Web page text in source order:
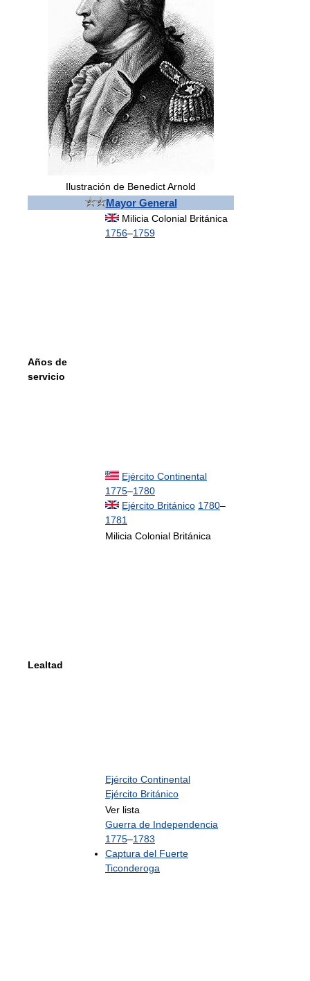
Ilustración de Benedict Arnold
Mayor General
Años de
servicio
Milicia Colonial Británica
1756–1759
Ejército Continental
1775–1780
Ejército Británico 1780–
1781
Lealtad
Milicia Colonial Británica
Ejército Continental
Ejército Británico
Ver lista
Guerra de Independencia
1775–1783
Captura del Fuerte
Ticonderoga